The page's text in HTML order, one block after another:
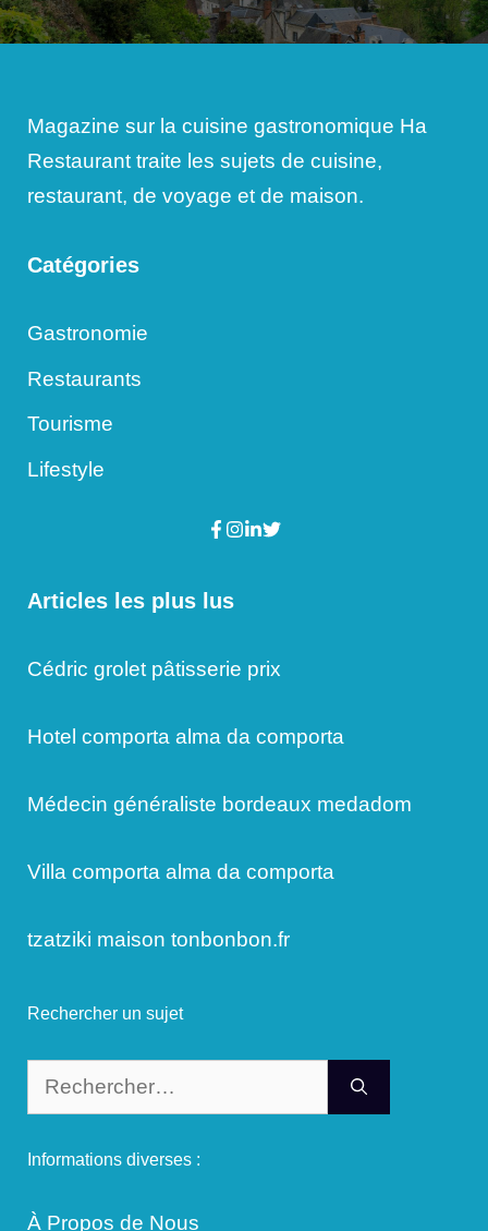
Magazine sur la cuisine gastronomique Ha
Restaurant traite les sujets de cuisine,
restaurant, de voyage et de maison.
Catégories
Gastronomie
Restaurants
Tourisme
Lifestyle
Articles les plus lus
Cédric grolet pâtisserie prix
Hotel comporta alma da comporta
Médecin généraliste bordeaux medadom
Villa comporta alma da comporta
tzatziki maison tonbonbon.fr
Rechercher un sujet
Rechercher :
Informations diverses :
À Propos de Nous